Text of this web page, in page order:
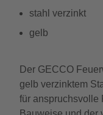
stahl verzinkt
gelb
Der GECCO
gelb verzinktem
für anspruchsvolle